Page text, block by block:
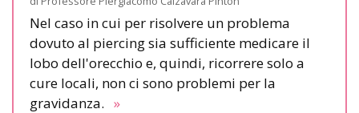
Nel caso in cui per risolvere un problema
dovuto al piercing sia sufficiente medicare il
lobo dell'orecchio e, quindi, ricorrere solo a
cure locali, non ci sono problemi per la
gravidanza. »